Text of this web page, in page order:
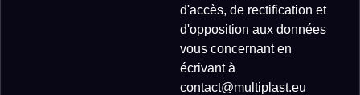
d'accès, de rectification et
d'opposition aux données
vous concernant en
écrivant à
contact@multiplast.eu